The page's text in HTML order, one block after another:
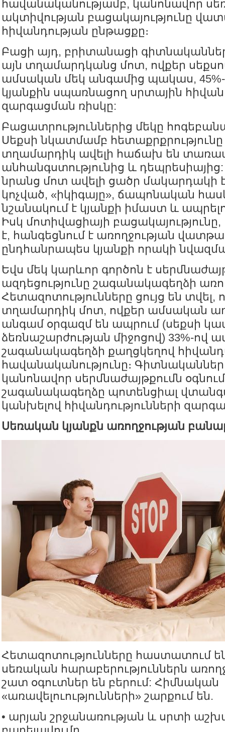
հավանականությամբ, կանոնավոր
ակտիվության բացակայությունը
հիվանդության ընթացքը։
Բացի այդ, բրիտանացի
այն տղամարդկանց մոտ, ովքեր
ամսական մեկ անգամից պակաս, 45%-
կյանքին սպառնացող սրտային
զարգացման ռիսկը:
Բացատրություններից մեկը
Սեքսի նկատմամբ
տղամարդիկ ավելի հաճախ են
անհանգստությունից և
նրանց մոտ ավելի ցածր մակարդակի
կոչված, «իկիգայը», ճապոնական
նշանակում է կյանքի իմաստ և
Իսկ մոտիվացիայի
է, հանգեցնում է առողջության
ընդհանրապես կյանքի որակի
Եվս մեկ կարևոր գործոն է
ազդեցությունը շագանակագեղձի
Հետազոտությունները ցույց են տվել,
տղամարդիկ մոտ, ովքեր ամսական
անգամ օրգազմ են ապրում (սեքսի
ձեռնաշարժության միջոցով) 33%-ով
շագանակագեղձի քաղցկեղով
հավանականությունը։
կանոնավոր սերմնաժայթքումն օգնում
շագանակագեղձը պոտենցիալ
կանխելով հիվանդությունների
Սեռական կյանքն առողջության
Հետազոտությունները հաստատում
սեռական հարաբերություններն
շատ օգուտներ են բերում: Հիմնական
«առավելուությունների» շարքում են.
• արյան շրջանառության և սրտի